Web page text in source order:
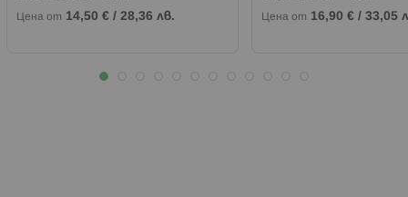
Цена от 14,50 € / 28,36 лв. Цена от 16,90 € / 33,05